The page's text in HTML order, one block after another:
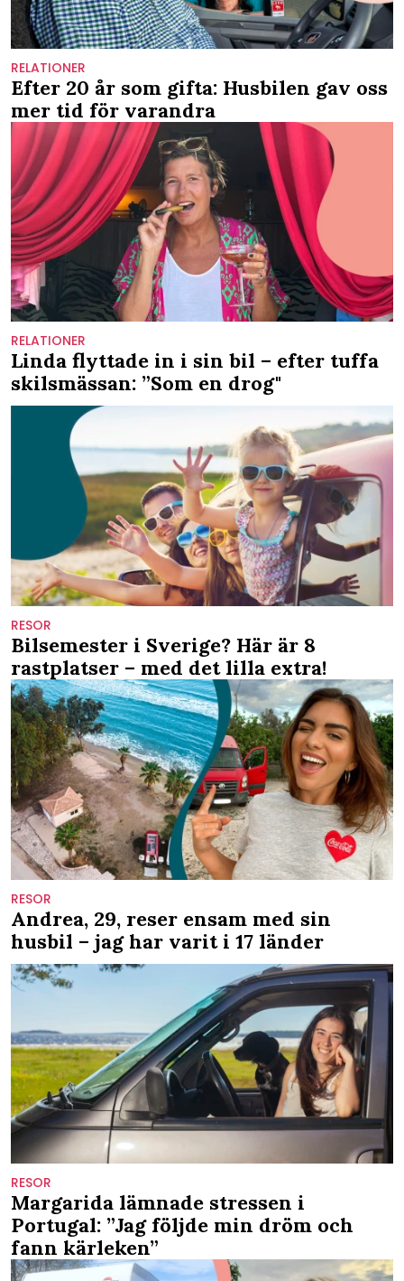
RELATIONER
Efter 20 år som gifta: Husbilen gav oss
mer tid för varandra
RELATIONER
Linda flyttade in i sin bil – efter tuffa
skilsmässan: ”Som en drog"
RESOR
Bilsemester i Sverige? Här är 8
rastplatser – med det lilla extra!
RESOR
Andrea, 29, reser ensam med sin
husbil – jag har varit i 17 länder
RESOR
Margarida lämnade stressen i
Portugal: ”Jag följde min dröm och
fann kärleken”